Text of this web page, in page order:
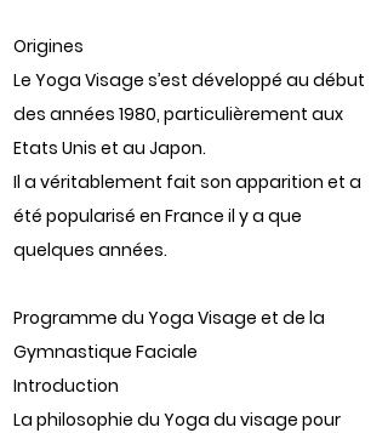
Origines
Le Yoga Visage s’est développé au début
des années 1980, particulièrement aux
Etats Unis et au Japon.
Il a véritablement fait son apparition et a
été popularisé en France il y a que
quelques années.
Programme du Yoga Visage et de la
Gymnastique Faciale
Introduction
La philosophie du Yoga du visage pour